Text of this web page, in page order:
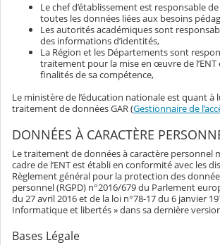
Le chef d’établissement est responsable
toutes les données liées aux besoins
Les autorités académiques sont
des informations d’identités,
La Région et les Départements sont
traitement pour la mise en œuvre de
finalités de sa compétence,
Le ministère de l’éducation nationale est quant à
traitement de données GAR (Gestionnaire de
DONNÉES À CARACTÈRE
Le traitement de données à caractère personnel
cadre de l’ENT est établi en conformité avec les
Règlement général pour la protection des
personnel (RGPD) n°2016/679 du Parlement
du 27 avril 2016 et de la loi n°78-17 du 6 janvier
Informatique et libertés » dans sa dernière
Bases Légale